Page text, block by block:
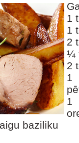
1
1
2
¼
2
1
1
baziliku